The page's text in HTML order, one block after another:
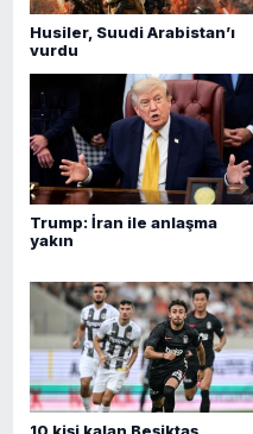
Husiler, Suudi Arabistan’ı
vurdu
Trump: İran ile anlaşma
yakın